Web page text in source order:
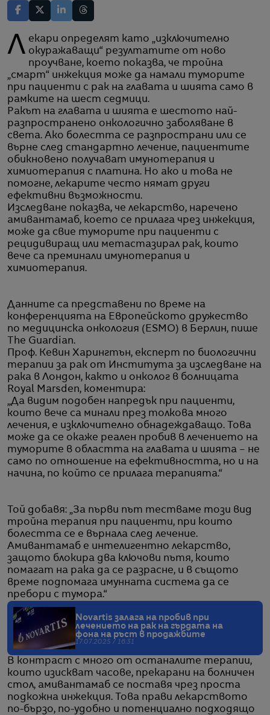
Лекари определят като „изключително окуражаващи“ резултатите от ново
проучване, което показва, че тройна
„смарт“ инжекция може да намали туморите
при пациенти с рак на главата и шията само в
рамките на шест седмици.
Ракът на главата и шията е шестото най-
разпространено онкологично заболяване в
света. Ако болестта се разпространи или се
върне след стандартно лечение, пациентите
обикновено получават имунотерапия и
химиотерапия с платина. Но ако и това не
помогне, лекарите често нямат други
ефективни възможности.
Изследване показва, че лекарство, наречено
амивантамаб, което се прилага чрез инжекция,
може да свие туморите при пациенти с
рецидивиращ или метастазирал рак, които
вече са преминали имунотерапия и
химиотерапия.
Данните са представени по време на
конференцията на Европейското дружество
по медицинска онкология (ESMO) в Берлин, пише
The Guardian.
Проф. Кевин Харингтън, експерт по биологични
терапии за рак от Института за изследване на
рака в Лондон, както и онколог в болницата
Royal Marsden, коментира:
„Да видим подобен напредък при пациенти,
които вече са минали през толкова много
лечения, е изключително обнадеждаващо. Това
може да се окаже реален пробив в лечението на
туморите в областта на главата и шията – не
само по отношение на ефективността, но и на
начина, по който се прилага терапията.“
Той добавя: „За първи път тестваме този вид
тройна терапия при пациенти, при които
болестта се е върнала след лечение.
Амивантамаб е интелигентно лекарство,
защото блокира два ключови пътя, които
помагат на рака да се разрасне, и в същото
време подпомага имунната система да се
пребори с тумора.“
Novartis залага на пробив при
лечението на рак на гърдата на
фона на ръст в продажбите
17.07.2025 / 16:31
В контраст с много от останалите терапии,
които изискват часове, прекарани на болничен
стол, амивантамаб се поставя чрез проста
подкожна инжекция. Това прави лекарството
по-бързо, по-удобно и потенциално подходящо